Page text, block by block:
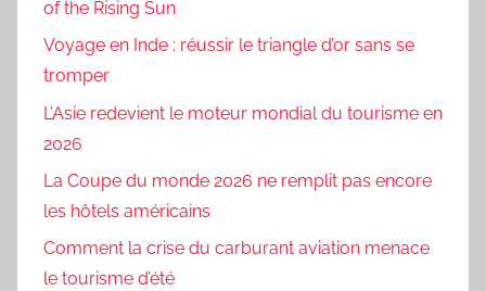
of the Rising Sun
Voyage en Inde : réussir le triangle d’or sans se
tromper
L’Asie redevient le moteur mondial du tourisme en
2026
La Coupe du monde 2026 ne remplit pas encore
les hôtels américains
Comment la crise du carburant aviation menace
le tourisme d’été